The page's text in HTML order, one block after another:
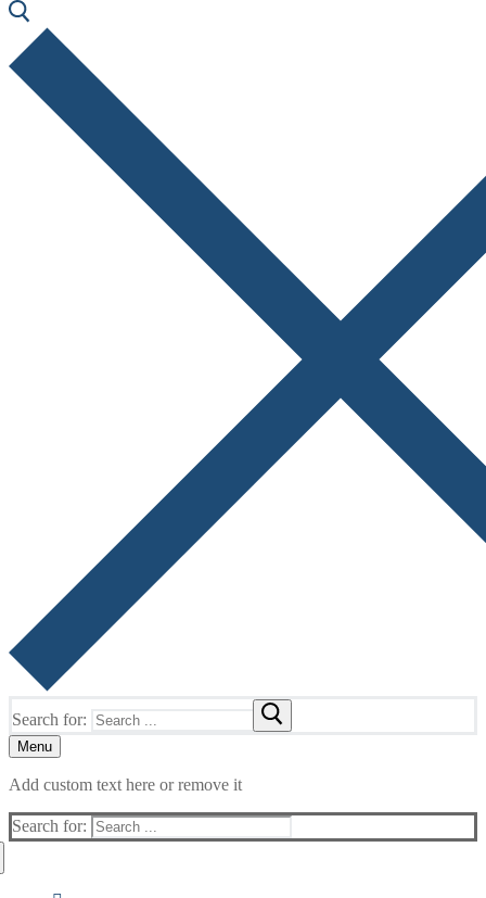
Search for:
Menu
Add custom text here or remove it
Search for: